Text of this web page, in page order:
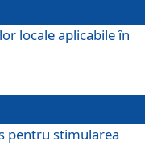
locale aplicabile în
pentru stimularea